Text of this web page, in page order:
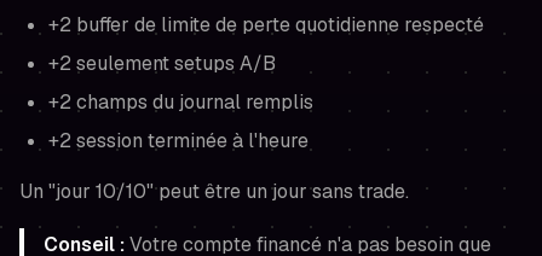
+2 buffer de limite de perte quotidienne respecté
+2 seulement setups A/B
+2 champs du journal remplis
+2 session terminée à l'heure
Un "jour 10/10" peut être un jour sans trade.
Conseil :Votre compte financé n'a pas besoin que